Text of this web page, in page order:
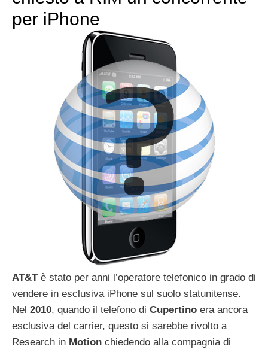
per iPhone
AT&Tè stato per anni l’operatore telefonico in grado di
vendere in esclusiva iPhone sul suolo statunitense.
Nel 2010, quando il telefono di Cupertino era ancora
esclusiva del carrier, questo si sarebbe rivolto a
Research in Motion chiedendo alla compagnia di